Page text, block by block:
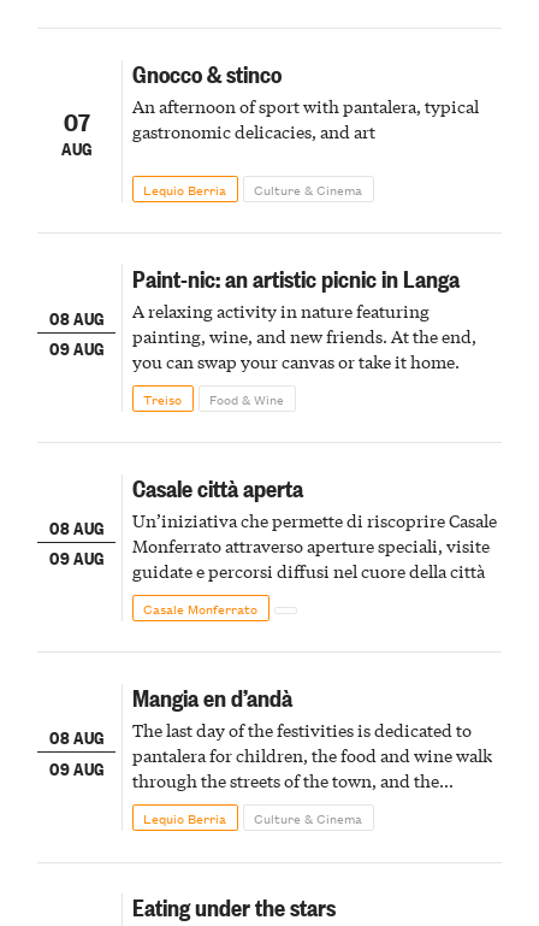
07
AUG
Gnocco & stinco
An afternoon of sport with pantalera, typical
gastronomic delicacies, and art
Lequio Berria Culture & Cinema
08 AUG
09 AUG
Paint-nic: an artistic picnic in Langa
A relaxing activity in nature featuring
painting, wine, and new friends. At the end,
you can swap your canvas or take it home.
Treiso Food & Wine
08 AUG
09 AUG
Casale città aperta
Un’iniziativa che permette di riscoprire Casale
Monferrato attraverso aperture speciali, visite
guidate e percorsi diffusi nel cuore della città
Casale Monferrato
08 AUG
09 AUG
Mangia en d’andà
The last day of the festivities is dedicated to
pantalera for children, the food and wine walk
through the streets of the town, and the
fireworks finale
Lequio Berria Culture & Cinema
Eating under the stars